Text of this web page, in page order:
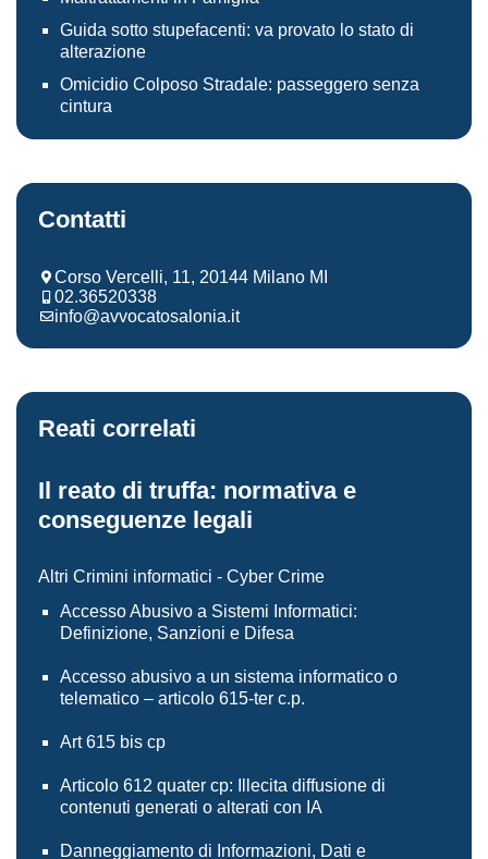
Guida sotto stupefacenti: va provato lo stato di
alterazione
Omicidio Colposo Stradale: passeggero senza
cintura
Contatti
Corso Vercelli, 11, 20144 Milano MI
02.36520338
info@avvocatosalonia.it
Reati correlati
Il reato di truffa: normativa e
conseguenze legali
Altri Crimini informatici - Cyber Crime
Accesso Abusivo a Sistemi Informatici:
Definizione, Sanzioni e Difesa
Accesso abusivo a un sistema informatico o
telematico – articolo 615-ter c.p.
Art 615 bis cp
Articolo 612 quater cp: Illecita diffusione di
contenuti generati o alterati con IA
Danneggiamento di Informazioni, Dati e